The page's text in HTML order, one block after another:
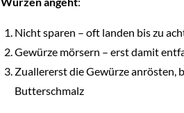
Nicht sparen – oft landen bis zu
Gewürze mörsern – erst damit
Zuallererst die Gewürze anrösten,
Butterschmalz